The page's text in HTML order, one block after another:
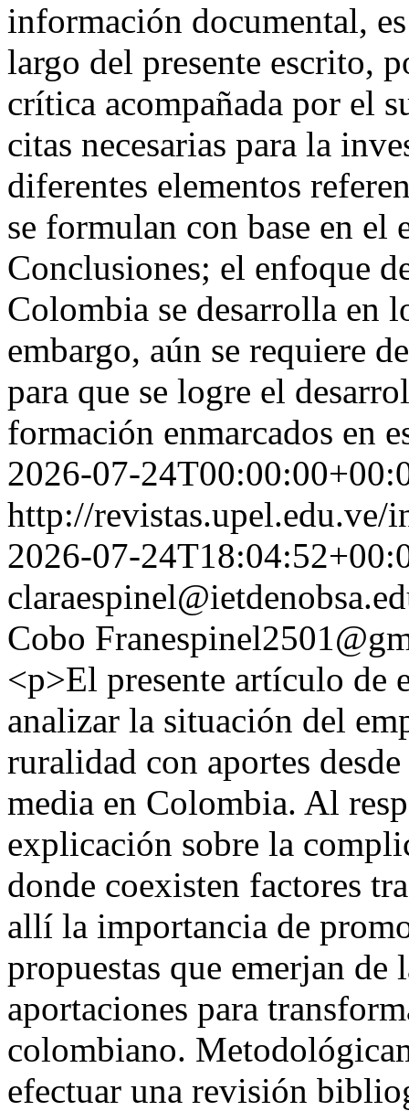
información documental,
largo del presente escrito,
crítica acompañada por el
citas necesarias para la
diferentes elementos
se formulan con base en el
Conclusiones; el enfoque
Colombia se desarrolla en
embargo, aún se requiere
para que se logre el
formación enmarcados en
2026-07-
http://
2026-07-
Cobo
<p>El presente artículo de
analizar la situación del
ruralidad con aportes
media en Colombia. Al
explicación sobre la
donde coexisten factores
allí la importancia de
propuestas que emerjan
aportaciones para
colombiano.
efectuar una revisión